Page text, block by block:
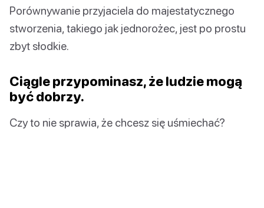
Porównywanie przyjaciela do majestatycznego
stworzenia, takiego jak jednorożec, jest po prostu
zbyt słodkie.
Ciągle przypominasz, że ludzie mogą
być dobrzy.
Czy to nie sprawia, że chcesz się uśmiechać?